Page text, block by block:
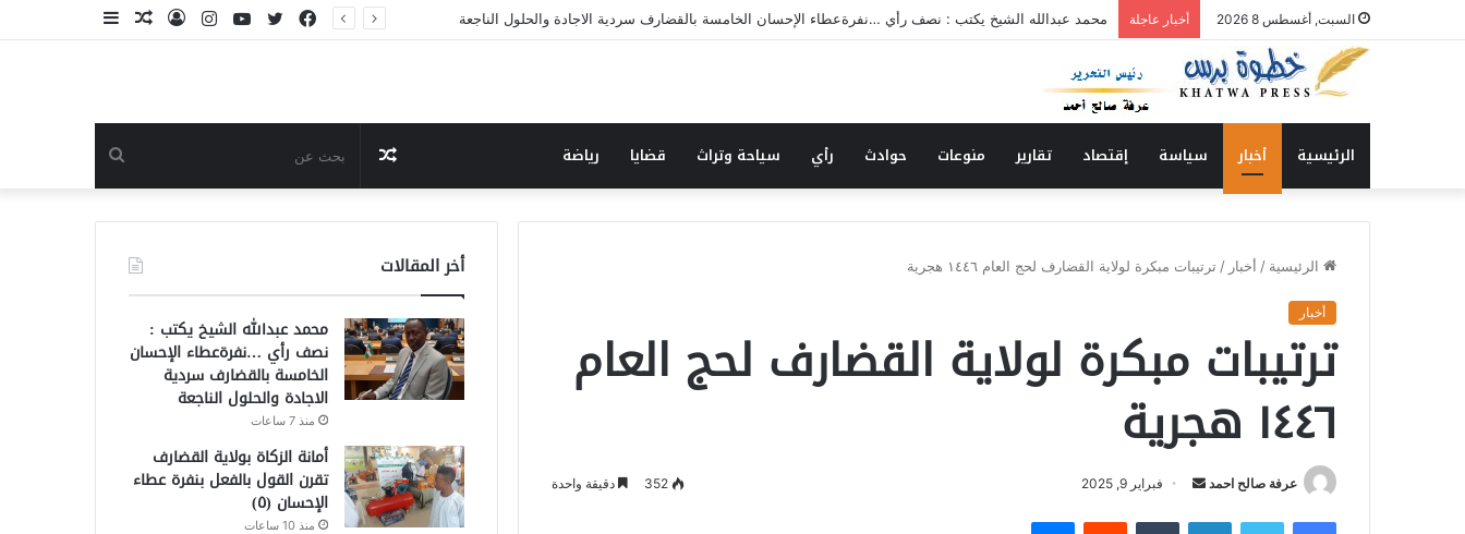
السبت, أغسطس 8 2026 أخبار عاجلة أمانة الزكاة بولاية القضارف تقرن القول بالفعل بنفرة عطاء الإحسان (٥)
مقال تسجيل
انستقرام يوتيوب تويتر
فيسبوك
الرئيسية أخبار سياسة إقتصاد تقارير منوعات حوادث رأي سياحة وتراث قضايا رياضة
عن
مقال
عشوائي
الرئيسية / أخبار / ترتيبات مبكرة لولاية القضارف لحج العام ١٤٤٦ هجرية
أخبار
ترتيبات مبكرة لولاية القضارف لحج العام
١٤٤٦ هجرية
عرفة صالح احمد فبراير 9, 2025 352 دقيقة واحدة
فيسبوك لينكدإن
أخر المقالات
محمد عبدالله الشيخ يكتب :
نصف رأي …نفرةعطاء الإحسان
الخامسة بالقضارف سردية
الاجادة والحلول الناجعة
منذ 7 ساعات
أمانة الزكاة بولاية القضارف
تقرن القول بالفعل بنفرة عطاء
الإحسان (٥)
منذ 10 ساعات